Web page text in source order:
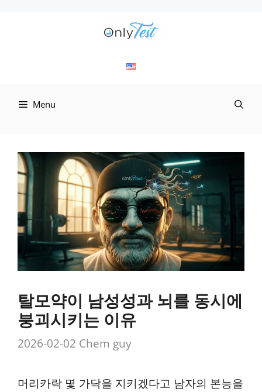
Menu
탈모약이 남성성과 뇌를 동시에
붕괴시키는 이유
2026-02-02 Chem guy
머리카락 몇 가닥을 지키겠다고 남자의 본능을